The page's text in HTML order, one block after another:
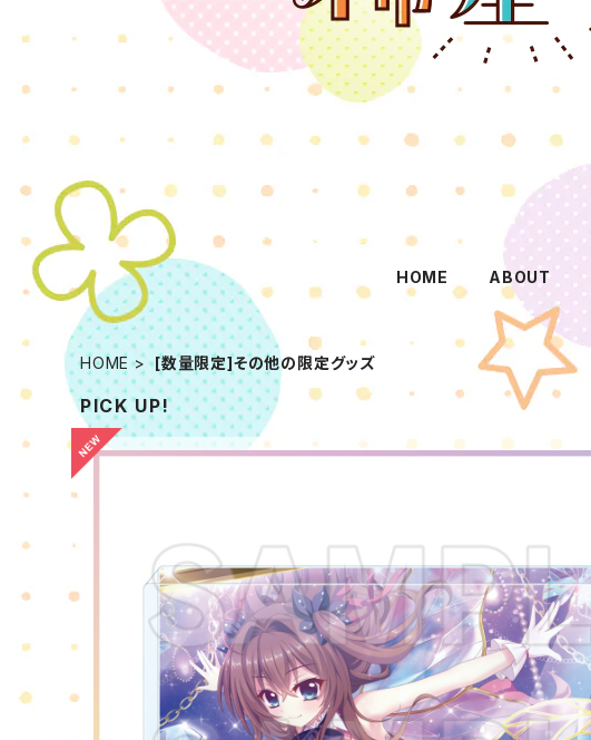
HOME ABOUT
HOME [数量限定]その他の限定グッズ
PICK UP!